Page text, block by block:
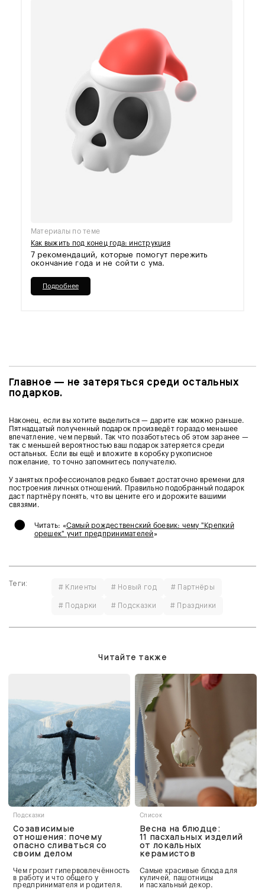
Материалы по теме
Как выжить под конец года: инструкция
7 рекомендаций, которые помогут пережить
окончание года и не сойти с ума.
Подробнее
Главное — не затеряться среди остальных
подарков.
Наконец, если вы хотите выделиться — дарите как можно раньше.
Пятнадцатый полученный подарок произведёт гораздо меньшее
впечатление, чем первый. Так что позаботьтесь об этом заранее —
так с меньшей вероятностью ваш подарок затеряется среди
остальных. Если вы ещё и вложите в коробку рукописное
пожелание, то точно запомнитесь получателю.
У занятых профессионалов редко бывает достаточно времени для
построения личных отношений. Правильно подобранный подарок
даст партнёру понять, что вы цените его и дорожите вашими
связями.
• Читать: «Самый рождественский боевик: чему "Крепкий
орешек" учит предпринимателей»
Теги: # Клиенты # Новый год
# Партнёры
# Подарки
# Подсказки # Праздники
Читайте также
Подсказки
Созависимые
отношения: почему
опасно сливаться со
своим делом
Чем грозит гипервовлечённость
в работу и что общего у
предпринимателя и родителя.
Список
Весна на блюдце:
11 пасхальных изделий
от локальных
керамистов
Самые красивые блюда для
куличей, пашотницы
и пасхальный декор.